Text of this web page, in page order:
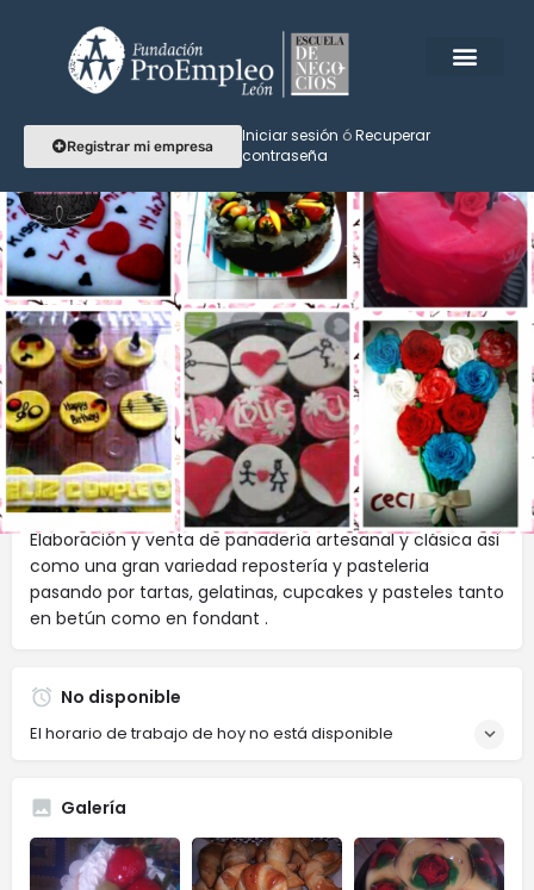
Registrar mi empresa
Iniciar sesión óRecuperar
contraseña
Cakes barlu
Dulces momentos en la vida
Perfil Reseñas 0 Eventos 0 Agendar
Get directions Call now Direct
Descripción
Elaboración y venta de panadería artesanal y clásica asi
como una gran variedad repostería y pasteleria
pasando por tartas, gelatinas, cupcakes y pasteles tanto
en betún como en fondant .
No disponible
El horario de trabajo de hoy no está disponible
Galería